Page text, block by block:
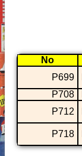
No
P699
P708
P712
P718